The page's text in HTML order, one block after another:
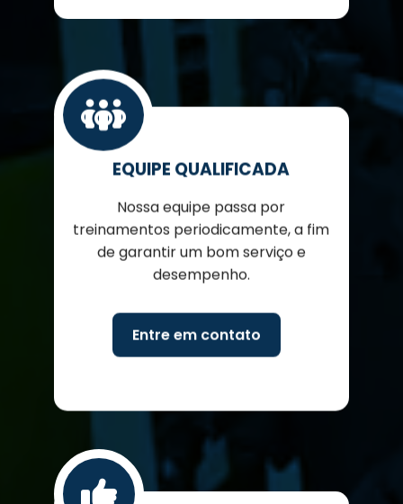
EQUIPE QUALIFICADA
Nossa equipe passa por
treinamentos periodicamente, a fim
de garantir um bom serviço e
desempenho.
Entre em contato